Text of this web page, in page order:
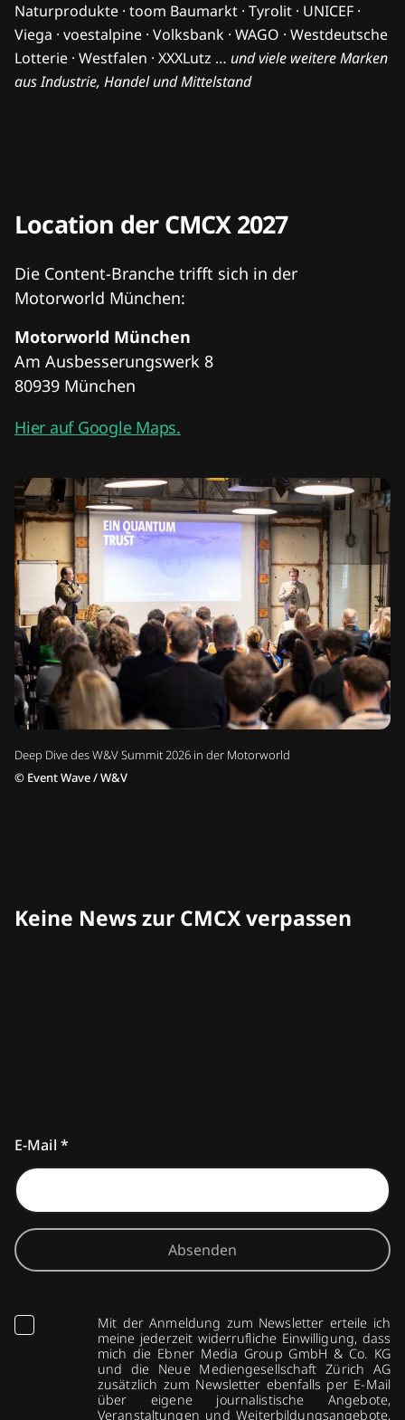
Naturprodukte · toom Baumarkt · Tyrolit · UNICEF ·
Viega · voestalpine · Volksbank · WAGO · Westdeutsche
Lotterie · Westfalen · XXXLutz … und viele weitere Marken
aus Industrie, Handel und Mittelstand
Deep Dive des W&V Summit 2026 in der Motorworld
© Event Wave / W&V
Location der CMCX 2027
Die Content-Branche trifft sich in der
Motorworld München:
Motorworld München
Am Ausbesserungswerk 8
80939 München
Hier auf Google Maps.
Keine News zur CMCX verpassen
E-Mail *
Absenden
Mit der Anmeldung zum Newsletter erteile ich
meine jederzeit widerrufliche Einwilligung, dass
mich die Ebner Media Group GmbH & Co. KG
und die Neue Mediengesellschaft Zürich AG
zusätzlich zum Newsletter ebenfalls per E-Mail
über eigene journalistische Angebote,
Veranstaltungen und Weiterbildungsangebote,